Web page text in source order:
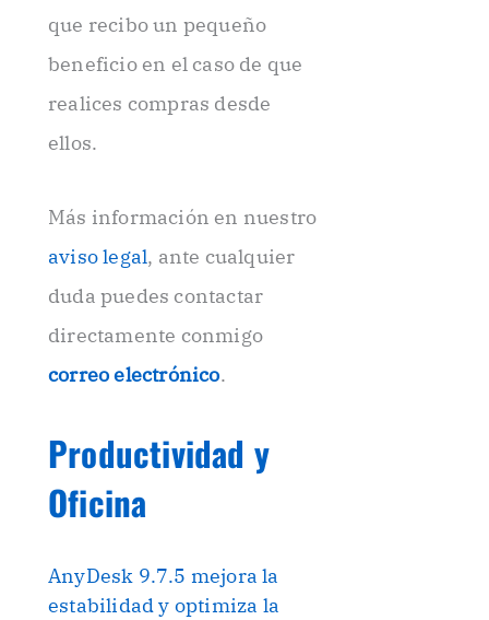
i
o
.
que recibo un pequeño
beneficio en el caso de que
realices compras desde
ellos.
Más información en nuestro
aviso legal, ante cualquier
duda puedes contactar
directamente conmigo
correo electrónico.
Productividad y
Oficina
AnyDesk 9.7.5 mejora la
estabilidad y optimiza la